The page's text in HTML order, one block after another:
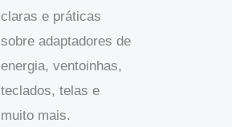
claras e práticas
sobre adaptadores de
energia, ventoinhas,
teclados, telas e
muito mais.